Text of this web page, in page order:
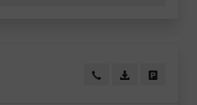
Wir rufen Sie an!
PDF-Datei,